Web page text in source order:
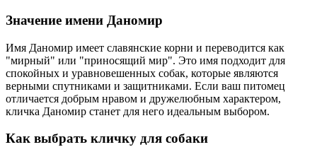
Значение имени Даномир
Имя Даномир имеет славянские корни и переводится как
"мирный" или "приносящий мир". Это имя подходит для
спокойных и уравновешенных собак, которые являются
верными спутниками и защитниками. Если ваш питомец
отличается добрым нравом и дружелюбным характером,
кличка Даномир станет для него идеальным выбором.
Как выбрать кличку для собаки